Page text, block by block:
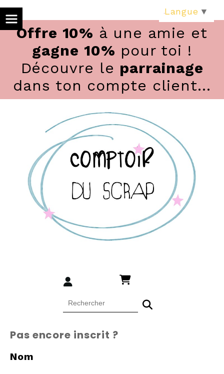
Offre 10% à une amie et
gagne 10% pour toi !
Découvre le parrainage
dans ton compte client...
Pas encore inscrit ?
Nom
Langue ▼